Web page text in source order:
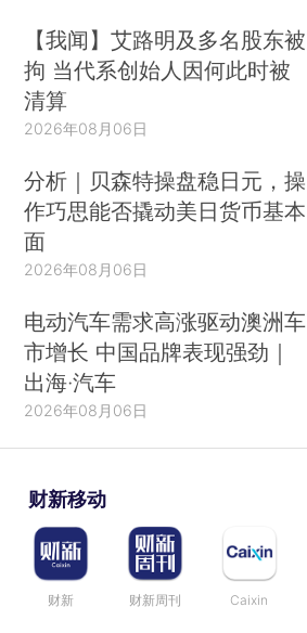
【我闻】艾路明及多名股东被
拘 当代系创始人因何此时被
清算
2026年08月06日
分析｜贝森特操盘稳日元，操
作巧思能否撬动美日货币基本
面
2026年08月06日
电动汽车需求高涨驱动澳洲车
市增长 中国品牌表现强劲｜
出海·汽车
2026年08月06日
财新移动
财新 财新周刊 Caixin